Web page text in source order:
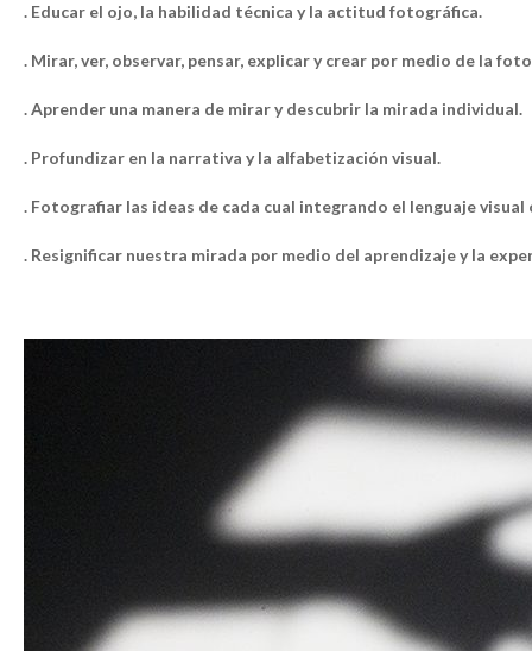
. Educar el ojo, la habilidad técnica y la actitud fotográfica.
. Mirar, ver, observar, pensar, explicar y crear por medio de la
. Aprender una manera de mirar y descubrir la mirada individual.
. Profundizar en la narrativa y la alfabetización visual.
. Fotografiar las ideas de cada cual integrando el lenguaje
. Resignificar nuestra mirada por medio del aprendizaje y la